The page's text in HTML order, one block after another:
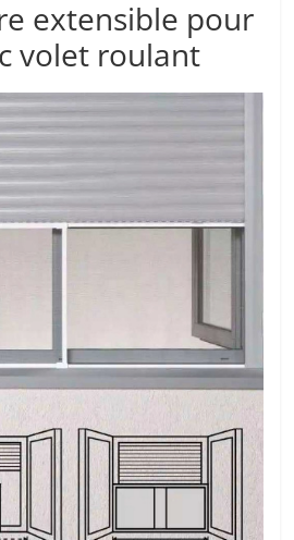
extensible pour
volet roulant